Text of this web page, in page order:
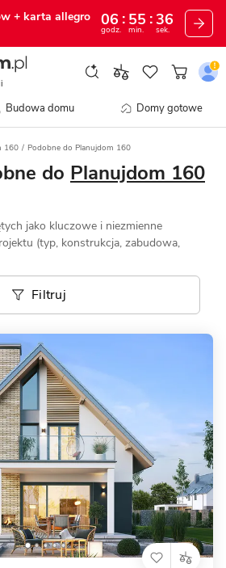
+ karta allegro
06
godz.
55
min.
32
sek.
Budowa domu Domy gotowe
160 Podobne do Planujdom 160
do Planujdom 160
jako kluczowe i niezmienne
(typ, konstrukcja, zabudowa,
Filtruj